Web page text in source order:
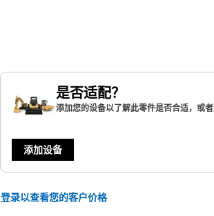
是否适配？
添加您的设备以了解此零件是否合适，或者
添加设备
登录以查看您的客户价格